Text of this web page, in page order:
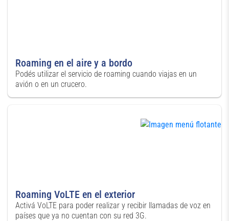
Roaming en el aire y a bordo
Podés utilizar el servicio de roaming cuando viajas en un
avión o en un crucero.
Roaming VoLTE en el exterior
Activá VoLTE para poder realizar y recibir llamadas de voz en
países que ya no cuentan con su red 3G.